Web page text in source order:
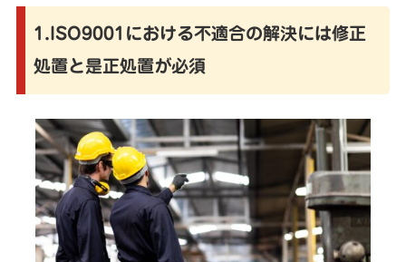
1.ISO9001における不適合の解決には修正
処置と是正処置が必須